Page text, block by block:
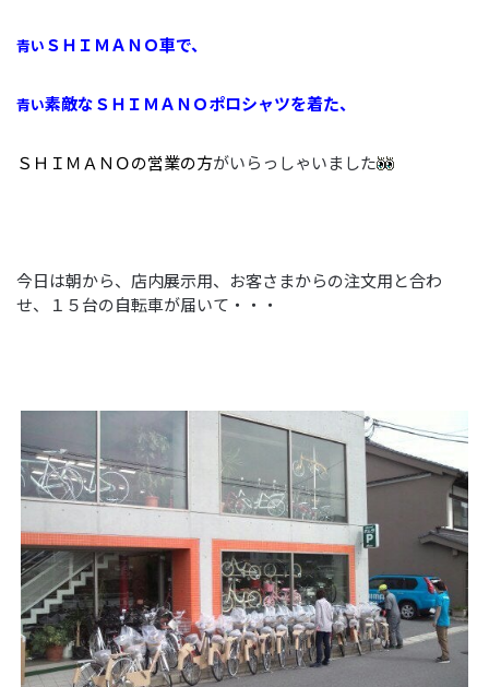
青い ＳＨＩＭＡＮＯ車で、
青い素敵なＳＨＩＭＡＮＯポロシャツを着た、
ＳＨＩＭＡＮＯの営業の方がいらっしゃいました
今日は朝から、店内展示用、お客さまからの注文用と合わ
せ、１５台の自転車が届いて・・・